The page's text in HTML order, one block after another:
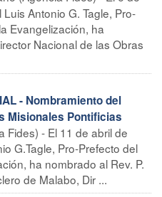
Antonio G. Tagle, Pro-
Evangelización, ha
Nacional de las Obras
- Nombramiento del
Misionales Pontificias
Fides) - El 11 de abril de
G.Tagle, Pro-Prefecto del
ha nombrado al Rev. P.
de Malabo, Dir ...